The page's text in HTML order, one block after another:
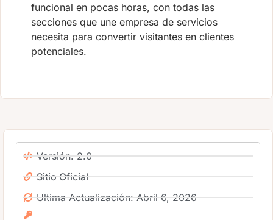
funcional en pocas horas, con todas las
secciones que une empresa de servicios
necesita para convertir visitantes en clientes
potenciales.
Versión: 2.0
Sitio Oficial
Ultima Actualización: Abril 6, 2026